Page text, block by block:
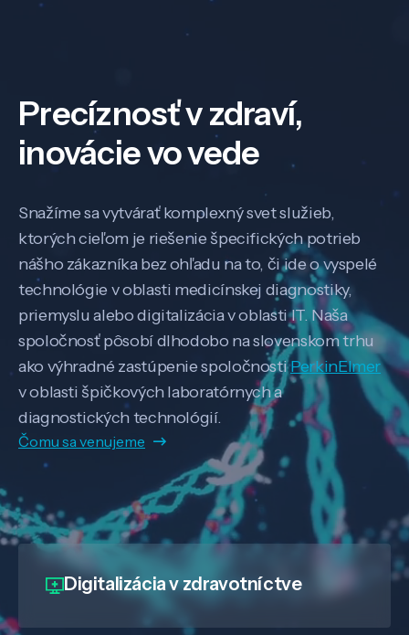
Precíznosť v zdraví,
inovácie vo vede
Snažíme sa vytvárať komplexný svet služieb,
ktorých cieľom je riešenie špecifických potrieb
nášho zákazníka bez ohľadu na to, či ide o vyspelé
technológie v oblasti medicínskej diagnostiky,
priemyslu alebo digitalizácia v oblasti IT. Naša
spoločnosť pôsobí dlhodobo na slovenskom trhu
ako výhradné zastúpenie spoločnostiPerkinElmer
v oblasti špičkových laboratórnych a
diagnostických technológií.
Čomu sa venujeme
Digitalizáciav zdravotníctve